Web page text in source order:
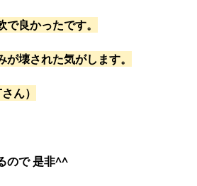
良かったです。
壊された気がします。
ん）
ので 是非^^